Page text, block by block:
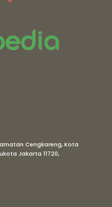
Cengkareng, Kota
Jakarta 11720,